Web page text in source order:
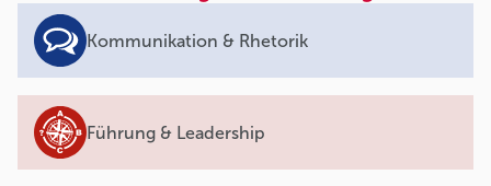
Kommunikation & Rhetorik
Führung & Leadership